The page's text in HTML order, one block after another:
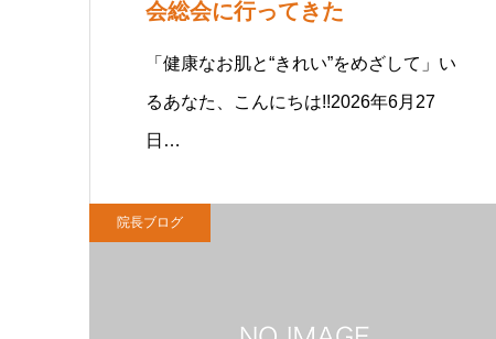
会総会に行ってきた
「健康なお肌と“きれい”をめざして」い
るあなた、こんにちは!!2026年6月27
日…
院長ブログ